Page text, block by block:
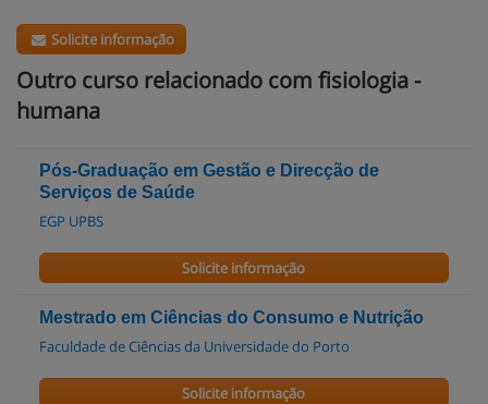
Solicite informação
Outro curso relacionado com fisiologia -
humana
Pós-Graduação em Gestão e Direcção de
Serviços de Saúde
EGP UPBS
Solicite informação
Mestrado em Ciências do Consumo e Nutrição
Faculdade de Ciências da Universidade do Porto
Solicite informação